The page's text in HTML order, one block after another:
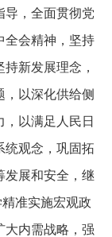
导，全面贯彻党
全会精神，坚持
新发展理念，
以深化供给侧
以满足人民日
统观念，巩固拓
发展和安全，继
准实施宏观政
大内需战略，强